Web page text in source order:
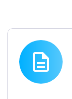
description